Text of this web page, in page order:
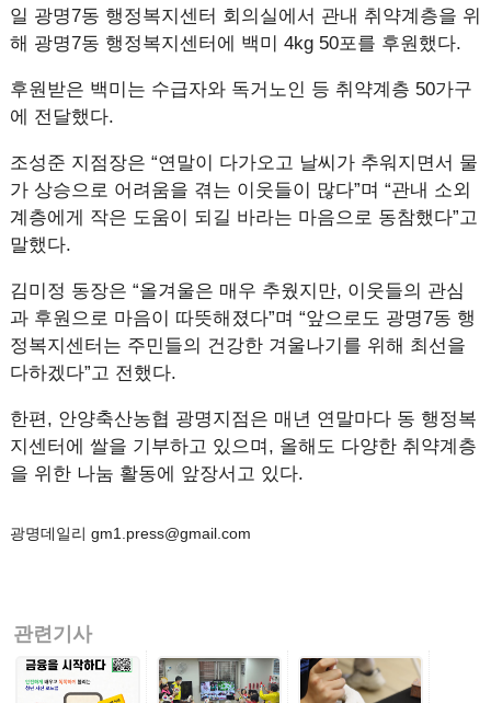
일 광명7동 행정복지센터 회의실에서 관내 취약계층을 위
해 광명7동 행정복지센터에 백미 4kg 50포를 후원했다.
후원받은 백미는 수급자와 독거노인 등 취약계층 50가구
에 전달했다.
조성준 지점장은 “연말이 다가오고 날씨가 추워지면서 물
가 상승으로 어려움을 겪는 이웃들이 많다”며 “관내 소외
계층에게 작은 도움이 되길 바라는 마음으로 동참했다”고
말했다.
김미정 동장은 “올겨울은 매우 추웠지만, 이웃들의 관심
과 후원으로 마음이 따뜻해졌다”며 “앞으로도 광명7동 행
정복지센터는 주민들의 건강한 겨울나기를 위해 최선을
다하겠다”고 전했다.
한편, 안양축산농협 광명지점은 매년 연말마다 동 행정복
지센터에 쌀을 기부하고 있으며, 올해도 다양한 취약계층
을 위한 나눔 활동에 앞장서고 있다.
광명데일리 gm1.press@gmail.com
관련기사